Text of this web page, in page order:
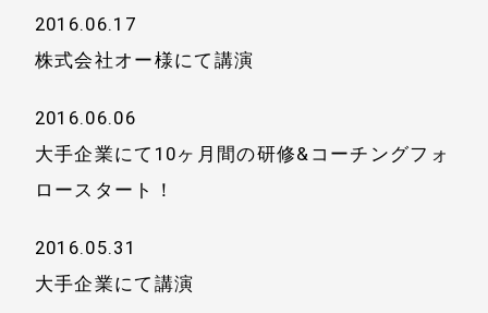
2016.06.17
株式会社オー様にて講演
2016.06.06
大手企業にて10ヶ月間の研修&コーチングフォ
ロースタート！
2016.05.31
大手企業にて講演